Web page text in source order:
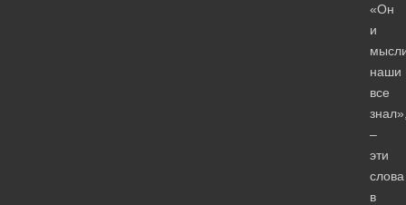
«Он
и
наши
все
–
эти
слова
в